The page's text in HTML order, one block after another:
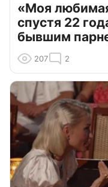
«Моя
спустя 22
бывшим
207 2